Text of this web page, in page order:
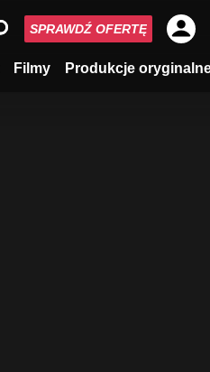
Filmy Produkcje
SPRAWDŹ OFERTĘ